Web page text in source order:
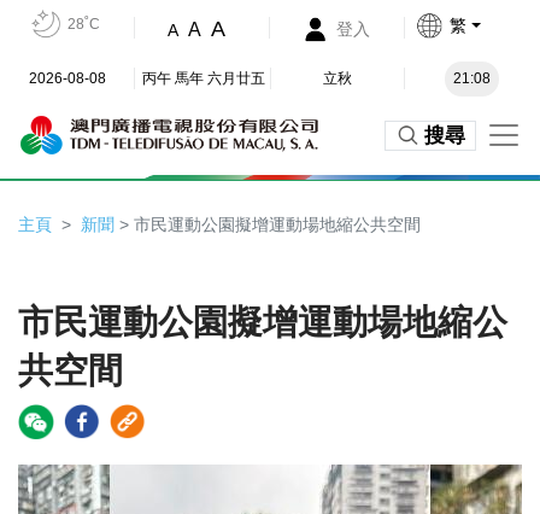
28˚C A A A 登入 繁
2026-08-08 丙午 馬年 六月廿五 立秋 21:08
搜尋
主頁 新聞 > 市民運動公園擬增運動場地縮公共空間
市民運動公園擬增運動場地縮公
共空間